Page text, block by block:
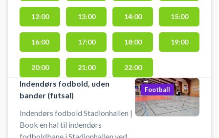
basket i Holstebro. Foruden
basketballbanen som er klar til
på booking en række andre
aktiviteter bl.a. indendørs
fodbold, badminton-, volley- og
pickleballbaner i samme lokaler.
12:00 13:00 14:00 15:00
16:00 17:00 18:00 19:00
20:00 21:00 22:00
Indendørs fodbold, uden
bander (futsal)
Indendørs fodbold Stadionhallen |
Book en hal til indendørs
fodboldbane i Stadionhallen ved
Football